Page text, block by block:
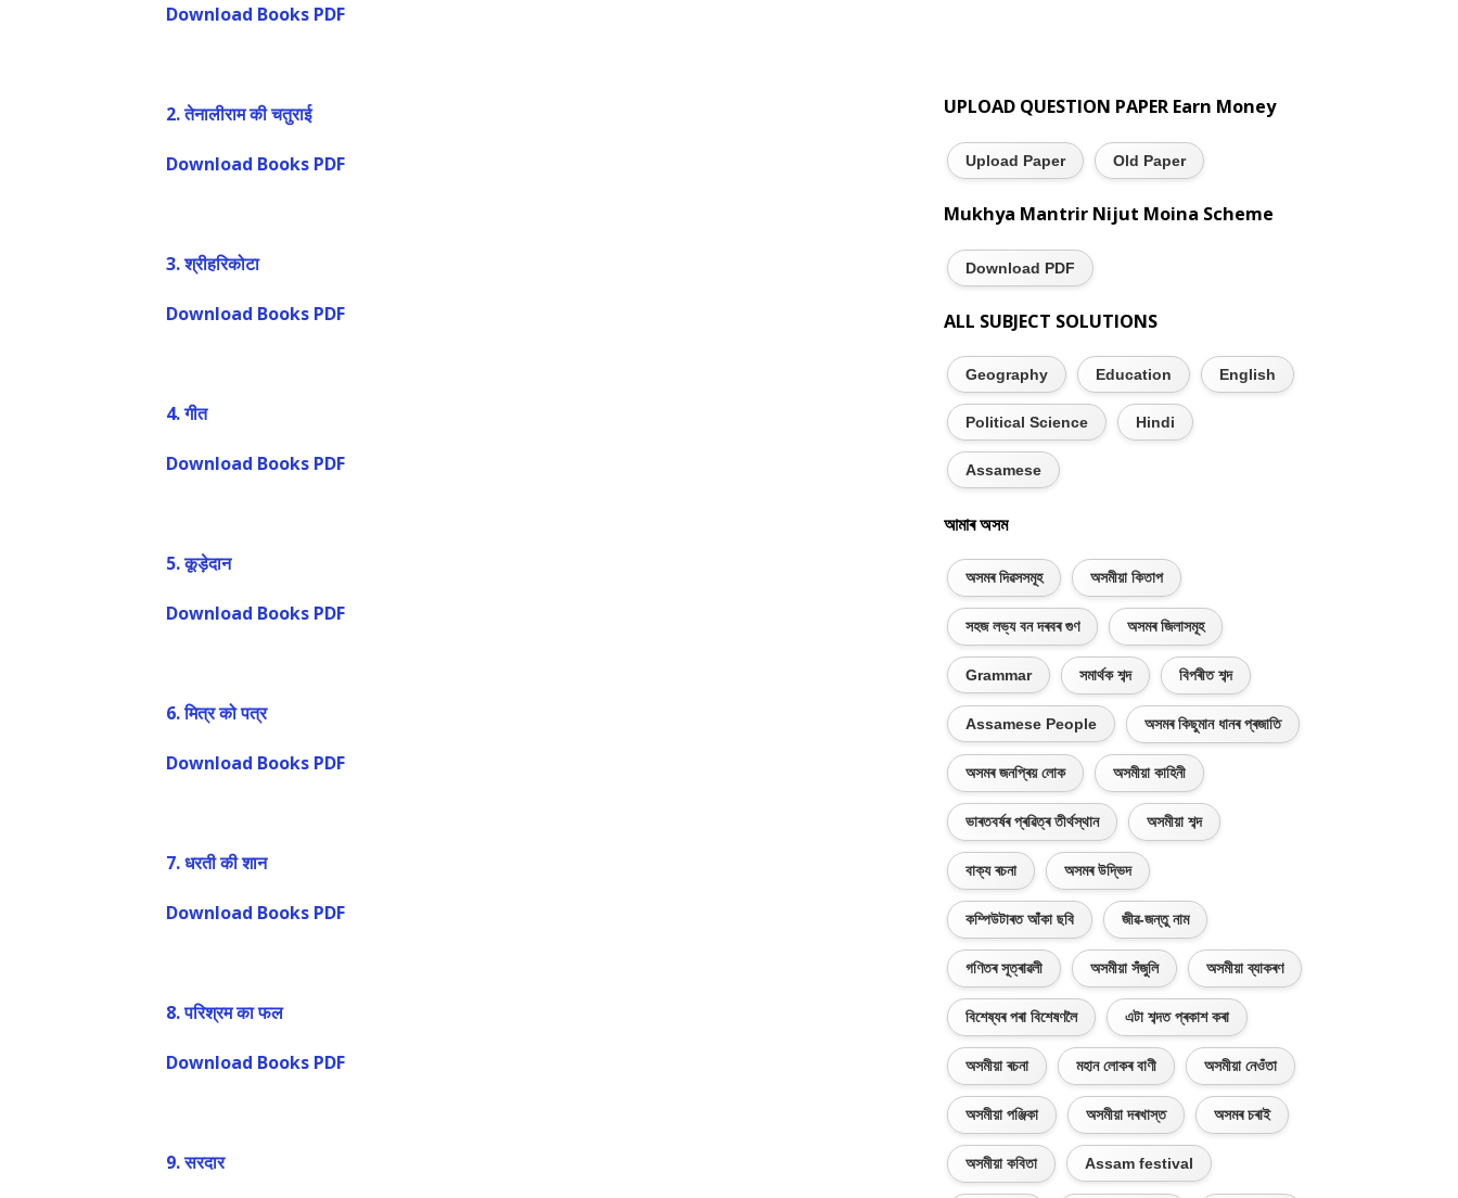
Download Books PDF
2. तेनालीराम की चतुराई
Download Books PDF
3. श्रीहरिकोटा
Download Books PDF
4. गीत
Download Books PDF
5. कूड़ेदान
Download Books PDF
6. मित्र को पत्र
Download Books PDF
7. धरती की शान
Download Books PDF
8. परिश्रम का फल
Download Books PDF
9. सरदार
UPLOAD QUESTION PAPER Earn Money
Upload Paper Old Paper
Mukhya Mantrir Nijut Moina Scheme
Download PDF
ALL SUBJECT SOLUTIONS
Geography Education English
Political Science Hindi
Assamese
আমাৰ অসম
অসমৰ দিৱসসমূহ অসমীয়া কিতাপ
সহজ লভ্য বন দৰবৰ গুণ অসমৰ জিলাসমূহ
Grammar সমাৰ্থক শব্দ বিপৰীত শব্দ
Assamese People অসমৰ কিছুমান ধানৰ প্ৰজাতি
অসমৰ জনপ্ৰিয় লোক অসমীয়া কাহিনী
ভাৰতবৰ্ষৰ প্ৰৱিত্ৰ তীৰ্থস্থান অসমীয়া শব্দ
বাক্য ৰচনা অসমৰ উদ্ভিদ
কম্পিউটাৰত আঁকা ছবি জীৱ-জন্তু নাম
গণিতৰ সূত্ৰাৱলী অসমীয়া সঁজুলি অসমীয়া ব্যাকৰণ
বিশেষ্যৰ পৰা বিশেষণলৈ এটা শব্দত প্ৰকাশ কৰা
অসমীয়া ৰচনা মহান লোকৰ বাণী অসমীয়া নেওঁতা
অসমীয়া পঞ্জিকা অসমীয়া দৰখাস্ত অসমৰ চৰাই
অসমীয়া কবিতা Assam festival